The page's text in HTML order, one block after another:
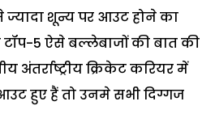
शून्य पर आउट होने का
टॉप-5 ऐसे बल्लेबाजों की बात की
अंतर्राष्ट्रीय क्रिकेट करियर में
हुए हैं तो उनमे सभी दिग्गज